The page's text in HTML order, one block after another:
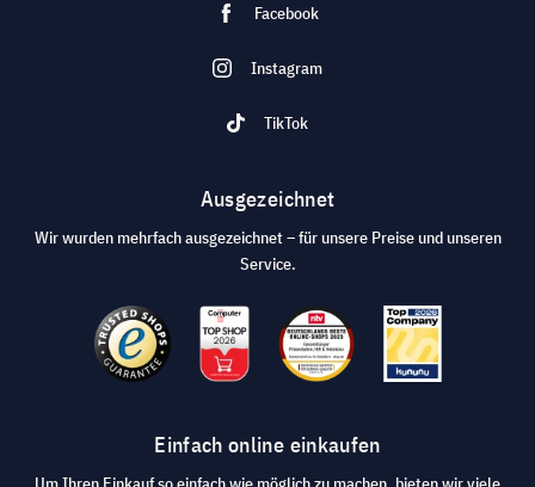
Facebook
Instagram
TikTok
Ausgezeichnet
Wir wurden mehrfach ausgezeichnet – für unsere Preise und unseren
Service.
Einfach online einkaufen